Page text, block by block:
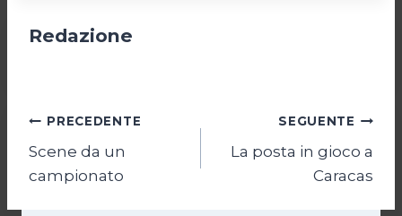
Redazione
Navigazione
articoli
PRECEDENTE
Scene da un
campionato
SEGUENTE
La posta in gioco a
Caracas